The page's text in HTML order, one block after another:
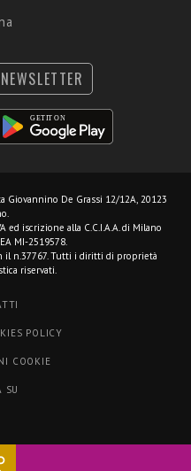
NEWSLETTER
Giovannino De Grassi 12/12A, 20123
ed iscrizione alla C.C.I.A.A. di Milano
MI-2519578.
il n.37767. Tutti i diritti di proprietà
riservati.
POLICY
COOKIE
SU